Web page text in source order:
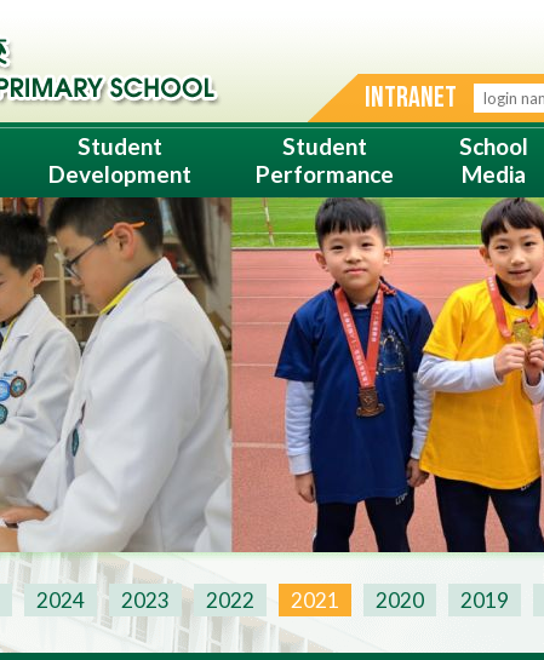
INTRANET
Student
Development
Student
Performance
School
Media
2024 2023 2022 2021 2020 2019